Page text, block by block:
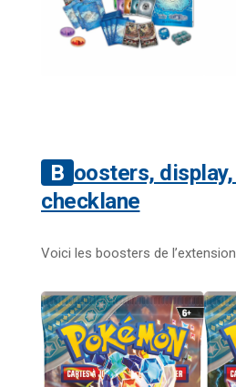
Boosters, display, tripacks,
checklane
Voici les boosters de l’extension.